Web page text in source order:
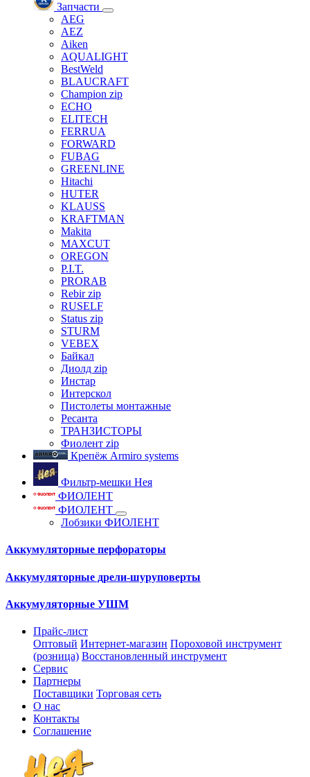
Запчасти
AEG
AEZ
Aiken
AQUALIGHT
BestWeld
BLAUCRAFT
Champion zip
ECHO
ELITECH
FERRUA
FORWARD
FUBAG
GREENLINE
Hitachi
HUTER
KLAUSS
KRAFTMAN
Makita
MAXCUT
OREGON
P.I.T.
PRORAB
Rebir zip
RUSELF
Status zip
STURM
VEBEX
Байкал
Диолд zip
Инстар
Интерскол
Пистолеты монтажные
Ресанта
ТРАНЗИСТОРЫ
Фиолент zip
Крепёж Armiro systems
Фильтр-мешки Нея
ФИОЛЕНТ
ФИОЛЕНТ
Лобзики ФИОЛЕНТ
Аккумуляторные перфораторы
Аккумуляторные дрели-шуруповерты
Аккумуляторные УШМ
Прайс-лист
Оптовый Интернет-магазин Пороховой инструмент
(розница) Восстановленный инструмент
Сервис
Партнеры
Поставщики Торговая сеть
О нас
Контакты
Соглашение